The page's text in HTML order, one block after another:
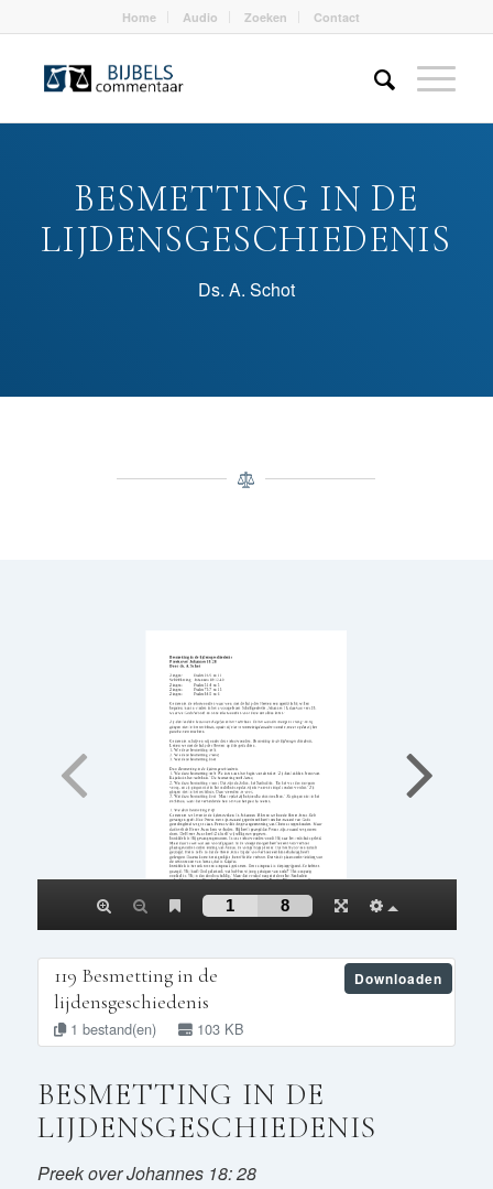
Home Audio Zoeken Contact
BESMETTING IN DE
LIJDENSGESCHIEDENIS
Ds. A. Schot
119 Besmetting in de
lijdensgeschiedenis
1 bestand(en) 103 KB
Downloaden
BESMETTING IN DE
LIJDENSGESCHIEDENIS
Preek over Johannes 18: 28